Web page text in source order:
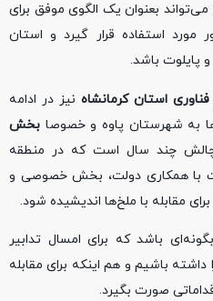
بعنوان یک الگوی موفق برای
مورد استفاده قرار گیرد و استان
پایلوت باشد.
استان کرمانشاه نیز در ادامه
به شهرستان پاوه و خصوصا بخش
چند سال است که در منطقه
با همکاری دولت، بخش خصوصی و
مقابله با ملخ‌ها اندیشیده شود.
باشد که برای امسال تدابیر
باشیم و هم اینکه برای مقابله
صورت بگیرد.